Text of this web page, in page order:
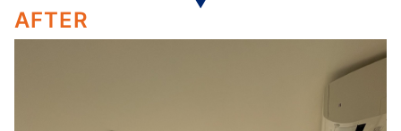
AFTER